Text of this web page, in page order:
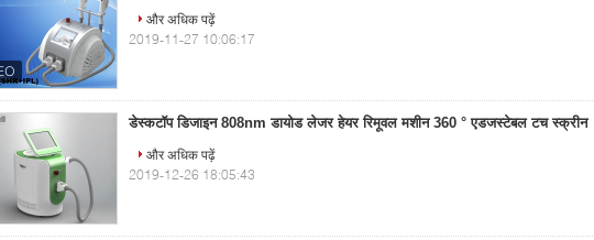
और अधिक पढ़ें
2019-11-27 10:06:17
डेस्कटॉप डिजाइन 808nm डायोड लेजर हेयर रिमूवल मशीन 360 ° एडजस्टेबल टच स्क्रीन
और अधिक पढ़ें
2019-12-26 18:05:43